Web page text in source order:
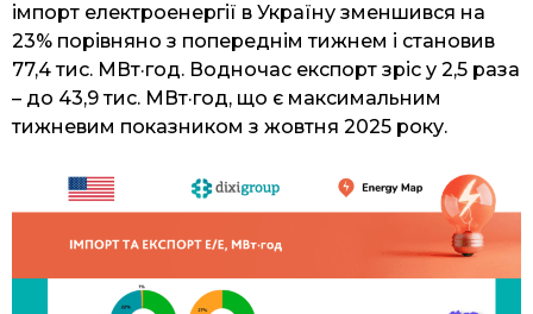
імпорт електроенергії в Україну зменшився на
23% порівняно з попереднім тижнем і становив
77,4 тис. МВт·год. Водночас експорт зріс у 2,5 раза
– до 43,9 тис. МВт·год, що є максимальним
тижневим показником з жовтня 2025 року.